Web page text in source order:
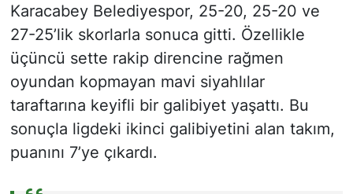
Karacabey Belediyespor, 25-20, 25-20 ve
27-25’lik skorlarla sonuca gitti. Özellikle
üçüncü sette rakip direncine rağmen
oyundan kopmayan mavi siyahlılar
taraftarına keyifli bir galibiyet yaşattı. Bu
sonuçla ligdeki ikinci galibiyetini alan takım,
puanını 7’ye çıkardı.